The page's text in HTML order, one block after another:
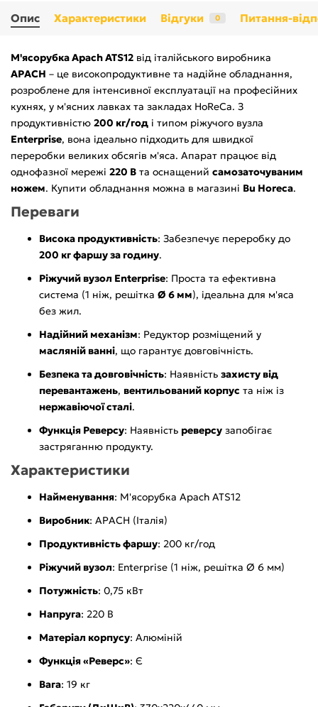
Опис Характеристики Відгуки 0 Питання-
М'ясорубка Apach ATS12 від італійського виробника
APACH – це високопродуктивне та надійне обладнання,
розроблене для інтенсивної експлуатації на професійних
кухнях, у м'ясних лавках та закладах HoReCa. З
продуктивністю 200 кг/год і типом ріжучого вузла
Enterprise, вона ідеально підходить для швидкої
переробки великих обсягів м'яса. Апарат працює від
однофазної мережі 220 В та оснащений самозаточуваним
ножем. Купити обладнання можна в магазині Bu Horeca.
Переваги
Висока продуктивність: Забезпечує переробку до
200 кг фаршу за годину.
Ріжучий вузол Enterprise: Проста та ефективна
система (1 ніж, решітка Ø 6 мм), ідеальна для м'яса
без жил.
Надійний механізм: Редуктор розміщений у
масляній ванні, що гарантує довговічність.
Безпека та довговічність: Наявність захисту від
перевантажень, вентильований корпус та ніж із
нержавіючої сталі.
Функція Реверсу: Наявність реверсу запобігає
застряганню продукту.
Характеристики
Найменування: М'ясорубка Apach ATS12
Виробник: APACH (Італія)
Продуктивність фаршу: 200 кг/год
Ріжучий вузол: Enterprise (1 ніж, решітка Ø 6 мм)
Потужність: 0,75 кВт
Напруга: 220 В
Матеріал корпусу: Алюміній
Функція «Реверс»: Є
Вага: 19 кг